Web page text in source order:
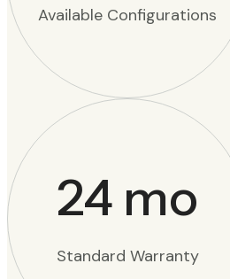
Available Configurations
24 mo
Standard Warranty